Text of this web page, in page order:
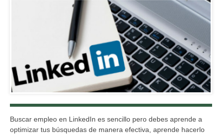
Buscar empleo en LinkedIn es sencillo pero debes aprende a
optimizar tus búsquedas de manera efectiva, aprende hacerlo